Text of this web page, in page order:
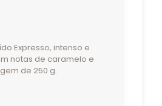
Expresso, intenso e
notas de caramelo e
de 250 g.